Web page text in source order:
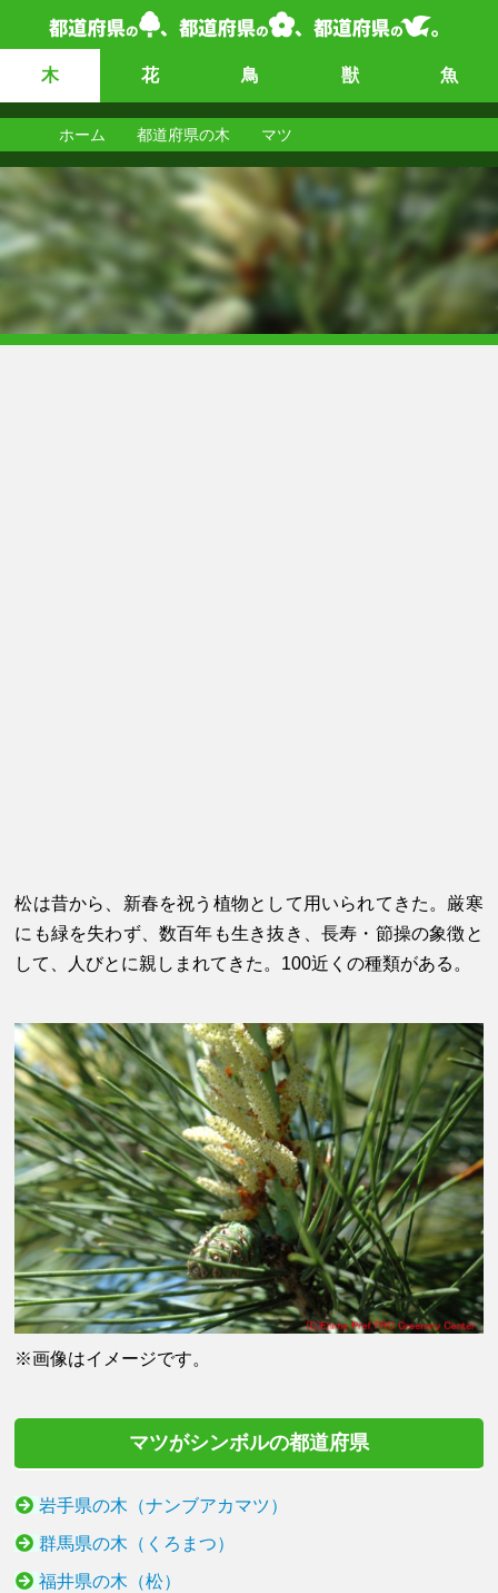
木 花 鳥 獣 魚
ホーム 都道府県の木 マツ
松は昔から、新春を祝う植物として用いられてきた。厳寒
にも緑を失わず、数百年も生き抜き、長寿・節操の象徴と
して、人びとに親しまれてきた。100近くの種類がある。
※画像はイメージです。
マツがシンボルの都道府県
岩手県の木（ナンブアカマツ）
群馬県の木（くろまつ）
福井県の木（松）